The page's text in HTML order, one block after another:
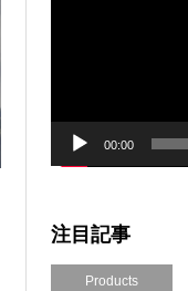
00:00
注目記事
Products